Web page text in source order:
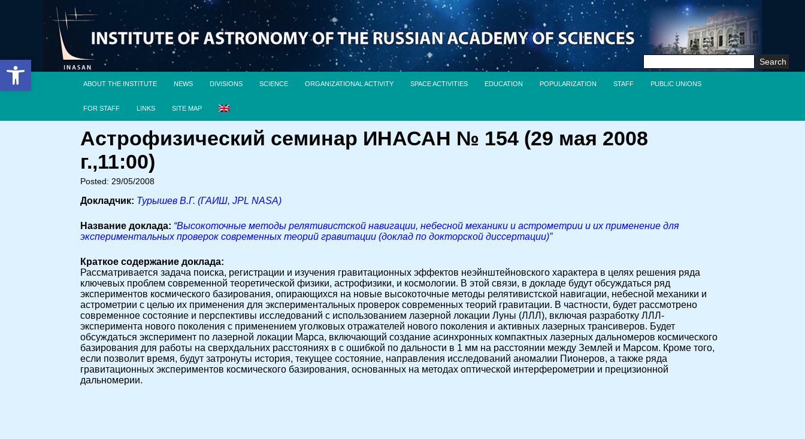
Open toolbar
Search
ABOUT THE INSTITUTE NEWS DIVISIONS SCIENCE ORGANIZATIONAL ACTIVITY SPACE ACTIVITIES EDUCATION POPULARIZATION STAFF PUBLIC UNIONS
FOR STAFF LINKS SITE MAP
Астрофизический семинар ИНАСАН № 154 (29 мая 2008
г.,11:00)
Posted: 29/05/2008
Докладчик: Турышев В.Г. (ГАИШ, JPL NASA)
Название доклада: “Высокоточные методы релятивистской навигации, небесной механики и астрометрии и их применение для
экспериментальных проверок современных теорий гравитации (доклад по докторской диссертации)”
Краткое содержание доклада:
Рассматривается задача поиска, регистрации и изучения гравитационных эффектов неэйнштейновского характера в целях решения ряда
ключевых проблем современной теоретической физики, астрофизики, и космологии. В этой связи, в докладе будут обсуждаться ряд
экспериментов космического базирования, опирающихся на новые высокоточные методы релятивистской навигации, небесной механики и
астрометрии с целью их применения для экспериментальных проверок современных теорий гравитации. В частности, будет рассмотрено
современное состояние и перспективы исследований с использованием лазерной локации Луны (ЛЛЛ), включая разработку ЛЛЛ-
эксперимента нового поколения с применением уголковых отражателей нового поколения и активных лазерных трансиверов. Будет
обсуждаться эксперимент по лазерной локации Марса, включающий создание асинхронных компактных лазерных дальномеров космического
базирования для работы на сверхдальних расстояниях в с ошибкой по дальности в 1 мм на расстоянии между Землей и Марсом. Кроме того,
если позволит время, будут затронуты история, текущее состояние, направления исследований аномалии Пионеров, а также ряда
гравитационных экспериментов космического базирования, основанных на методах оптической интерферометрии и прецизионной
дальномерии.